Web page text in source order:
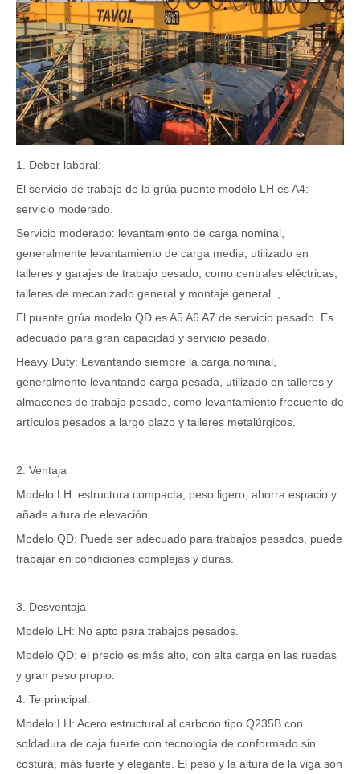
1. Deber laboral:
El servicio de trabajo de la grúa puente modelo LH es A4:
servicio moderado.
Servicio moderado: levantamiento de carga nominal,
generalmente levantamiento de carga media, utilizado en
talleres y garajes de trabajo pesado, como centrales eléctricas,
talleres de mecanizado general y montaje general. ,
El puente grúa modelo QD es A5 A6 A7 de servicio pesado. Es
adecuado para gran capacidad y servicio pesado.
Heavy Duty: Levantando siempre la carga nominal,
generalmente levantando carga pesada, utilizado en talleres y
almacenes de trabajo pesado, como levantamiento frecuente de
artículos pesados ​​a largo plazo y talleres metalúrgicos.
2. Ventaja
Modelo LH: estructura compacta, peso ligero, ahorra espacio y
añade altura de elevación
Modelo QD: Puede ser adecuado para trabajos pesados, puede
trabajar en condiciones complejas y duras.
3. Desventaja
Modelo LH: No apto para trabajos pesados.
Modelo QD: el precio es más alto, con alta carga en las ruedas
y gran peso propio.
4. Te principal:
Modelo LH: Acero estructural al carbono tipo Q235B con
soldadura de caja fuerte con tecnología de conformado sin
costura, más fuerte y elegante. El peso y la altura de la viga son